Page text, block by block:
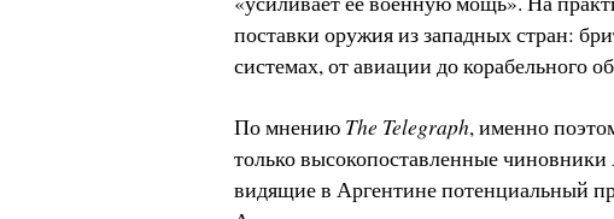
поставки оружия из западных стран:
системах, от авиации до корабельного
По мнению The Telegraph, именно
только высокопоставленные
видящие в Аргентине потенциальный